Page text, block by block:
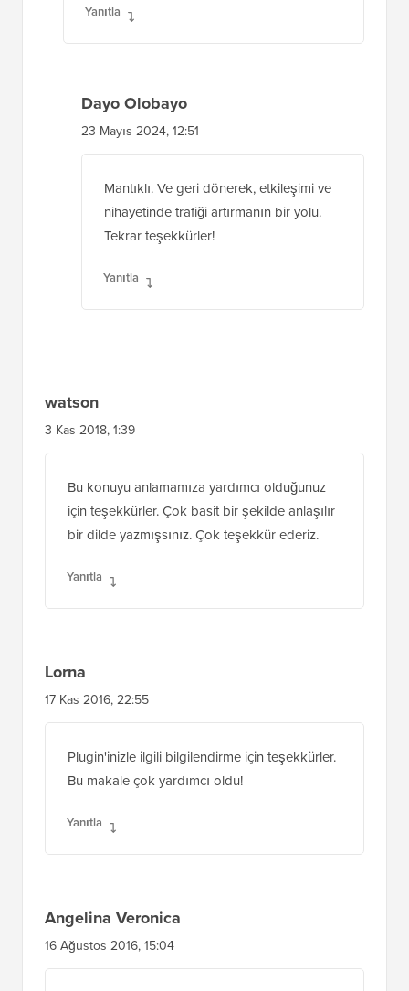
Yanıtla
Dayo Olobayo
23 Mayıs 2024, 12:51
Mantıklı. Ve geri dönerek, etkileşimi ve
nihayetinde trafiği artırmanın bir yolu.
Tekrar teşekkürler!
Yanıtla
watson
3 Kas 2018, 1:39
Bu konuyu anlamamıza yardımcı olduğunuz
için teşekkürler. Çok basit bir şekilde anlaşılır
bir dilde yazmışsınız. Çok teşekkür ederiz.
Yanıtla
Lorna
17 Kas 2016, 22:55
Plugin'inizle ilgili bilgilendirme için teşekkürler.
Bu makale çok yardımcı oldu!
Yanıtla
Angelina Veronica
16 Ağustos 2016, 15:04